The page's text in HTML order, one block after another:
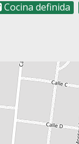
Cocina definida